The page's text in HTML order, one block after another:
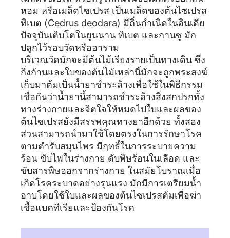
หอม หรือเมล็ดไซเปรส เป็นเมล็ดของต้นไซเปรส
ทิเบต (Cedrus deodara) มีถิ่นกำเนิดในอินเดีย
ปัจจุบันเติบโตในยูนนาน ทิเบต และกานซู มัก
ปลูกไว้รอบวัดหรืออาราม
บริเวณวัดมักจะมีต้นไม้เรียงรายเป็นทางเดิน ซึ่ง
กิ่งก้านและใบของต้นไม้เหล่านี้มักจะถูกพระสงฆ์
เก็บมาต้มเป็นน้ำยาชำระล้างเพื่อใช้ในพิธีกรรม
เชื่อกันว่าน้ำยานี้สามารถชำระล้างสิ่งสกปรกทั้ง
ทางร่างกายและจิตใจให้หมดไปใบและผลของ
ต้นไซเปรสยังมีสรรพคุณทางยาอีกด้วย ทั้งสอง
ส่วนสามารถนำมาใช้โดยตรงในการรักษาโรค
ตามตำรับสมุนไพร มีฤทธิ์ในการระบายความ
ร้อน ขับไฟในร่างกาย ดับพิษร้อนในเลือด และ
ขับสารพิษออกจากร่างกาย ในสมัยโบราณเมื่อ
เกิดโรคระบาดอย่างรุนแรง มักมีการเตรียมน้ำ
อาบโดยใช้ใบและผลของต้นไซเปรสต้มเพื่อฆ่า
เชื้อแบคทีเรียและป้องกันโรค